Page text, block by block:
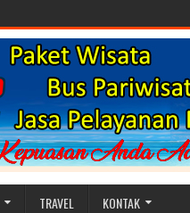
TRAVEL KONTAK